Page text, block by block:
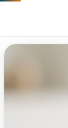
ACCUEIL